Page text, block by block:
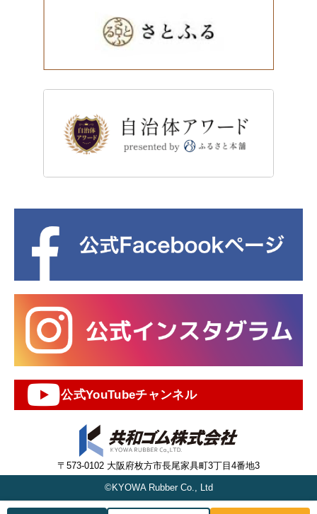
公式YouTubeチャンネル
〒573-0102 大阪府枚方市長尾家具町3丁目4番地3
©KYOWA Rubber Co., Ltd